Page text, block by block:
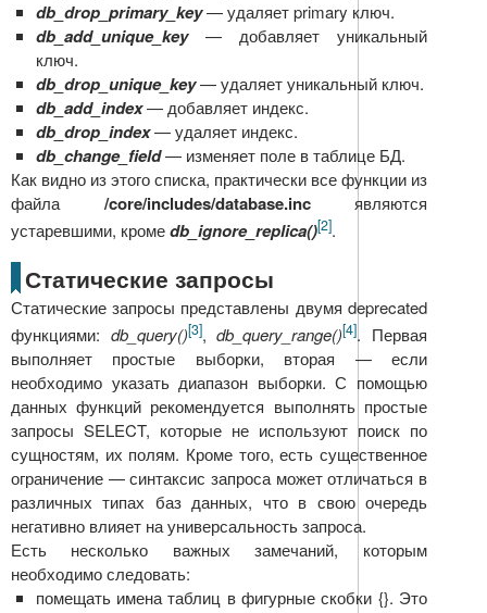
db_drop_primary_key— удаляет primary ключ.
db_add_unique_key— добавляет уникальный
ключ.
db_drop_unique_key— удаляет уникальный ключ.
db_add_index— добавляет индекс.
db_drop_index— удаляет индекс.
db_change_field— изменяет поле в таблице БД.
Как видно из этого списка, практически все функции из
файла /core/includes/database.incявляются
устаревшими, кромеdb_ignore_replica()[2].
Статические запросы
Статические запросы представлены двумя deprecated
функциями: db_query()[3],db_query_range()[4]. Первая
выполняет простые выборки, вторая — если
необходимо указать диапазон выборки. С помощью
данных функций рекомендуется выполнять простые
запросы SELECT, которые не используют поиск по
сущностям, их полям. Кроме того, есть существенное
ограничение — синтаксис запроса может отличаться в
различных типах баз данных, что в свою очередь
негативно влияет на универсальность запроса.
Есть несколько важных замечаний, которым
необходимо следовать:
помещать имена таблиц в фигурные скобки {}. Это